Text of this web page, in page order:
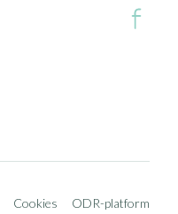
Cookies ODR-platform